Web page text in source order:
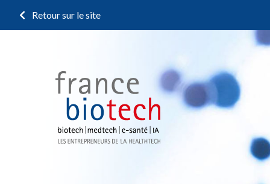
Retour sur le site